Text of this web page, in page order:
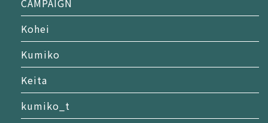
CAMPAIGN
Kohei
Kumiko
Keita
kumiko_t